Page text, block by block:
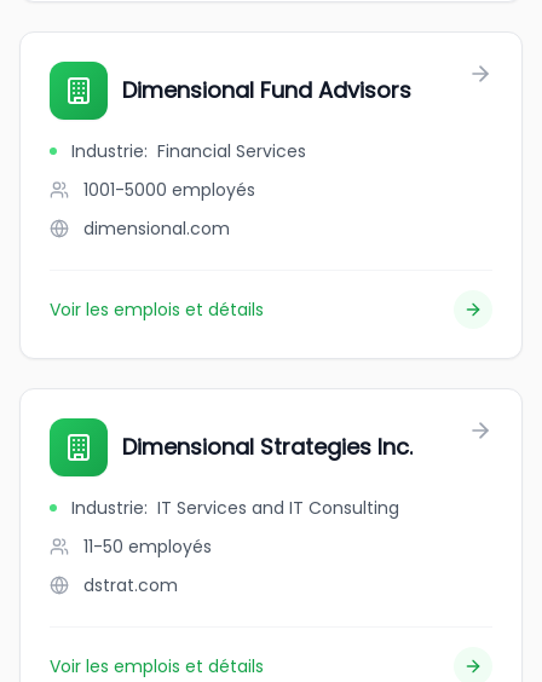
Dimensional Fund Advisors
Industrie: Financial Services
1001-5000 employés
dimensional.com
Voir les emplois et détails
Dimensional Strategies Inc.
Industrie: IT Services and IT Consulting
11-50 employés
dstrat.com
Voir les emplois et détails